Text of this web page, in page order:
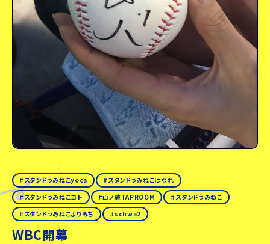
スタンドうみねこyoca
スタンドうみねこはなれ
スタンドうみねこコト
山ノ麓TAPROOM
スタンドうみねこ
スタンドうみねこよりみち
schwa2
WBC開幕